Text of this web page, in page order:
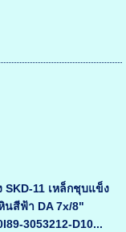
SKD-11 เหล็กชุบแข็ง
นสีฟ้า DA 7x/8"
3053212-D10...